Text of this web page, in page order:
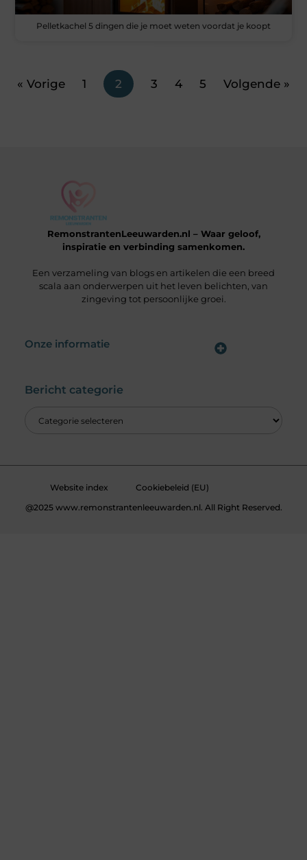
Pelletkachel 5 dingen die je moet weten voordat je koopt
« Vorige 1 2 3 4 5 Volgende »
RemonstrantenLeeuwarden.nl – Waar geloof,
inspiratie en verbinding samenkomen.
Een verzameling van blogs en artikelen die een breed
scala aan onderwerpen uit het leven belichten, van
zingeving tot persoonlijke groei.
Onze informatie
Bericht categorie
Website index
Cookiebeleid (EU)
@2025 www.remonstrantenleeuwarden.nl. All Right Reserved.